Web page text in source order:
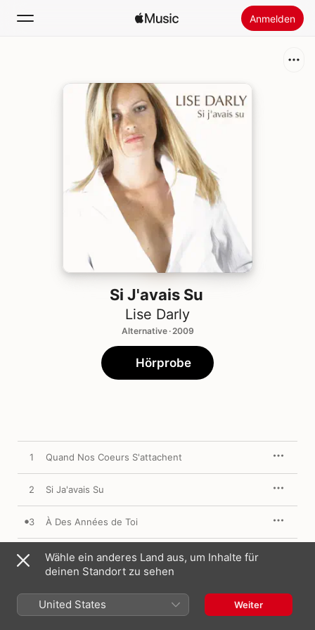
Anmelden
Apple Music installieren
Si J'avais Su
Lise Darly
Alternative · 2009
Hörprobe
1 Quand Nos Coeurs S'attachent
2 Si Ja'avais Su
3 À Des Années de Toi
4 Petite Fille
6 Dis Moi (Si un Jour)
Wähle ein anderes Land aus, um Inhalte für
deinen Standort zu sehen
United States Weiter